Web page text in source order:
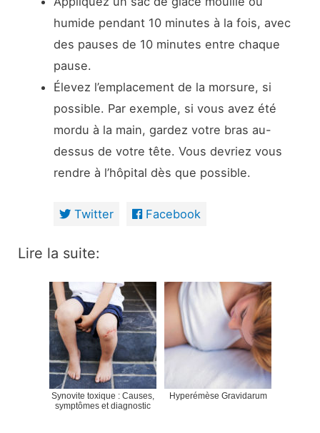
humide pendant 10 minutes à la fois, avec
des pauses de 10 minutes entre chaque
pause.
Élevez l’emplacement de la morsure, si
possible. Par exemple, si vous avez été
mordu à la main, gardez votre bras au-
dessus de votre tête. Vous devriez vous
rendre à l’hôpital dès que possible.
Twitter Facebook
Lire la suite:
Synovite toxique : Causes,
symptômes et diagnostic
Hyperémèse Gravidarum